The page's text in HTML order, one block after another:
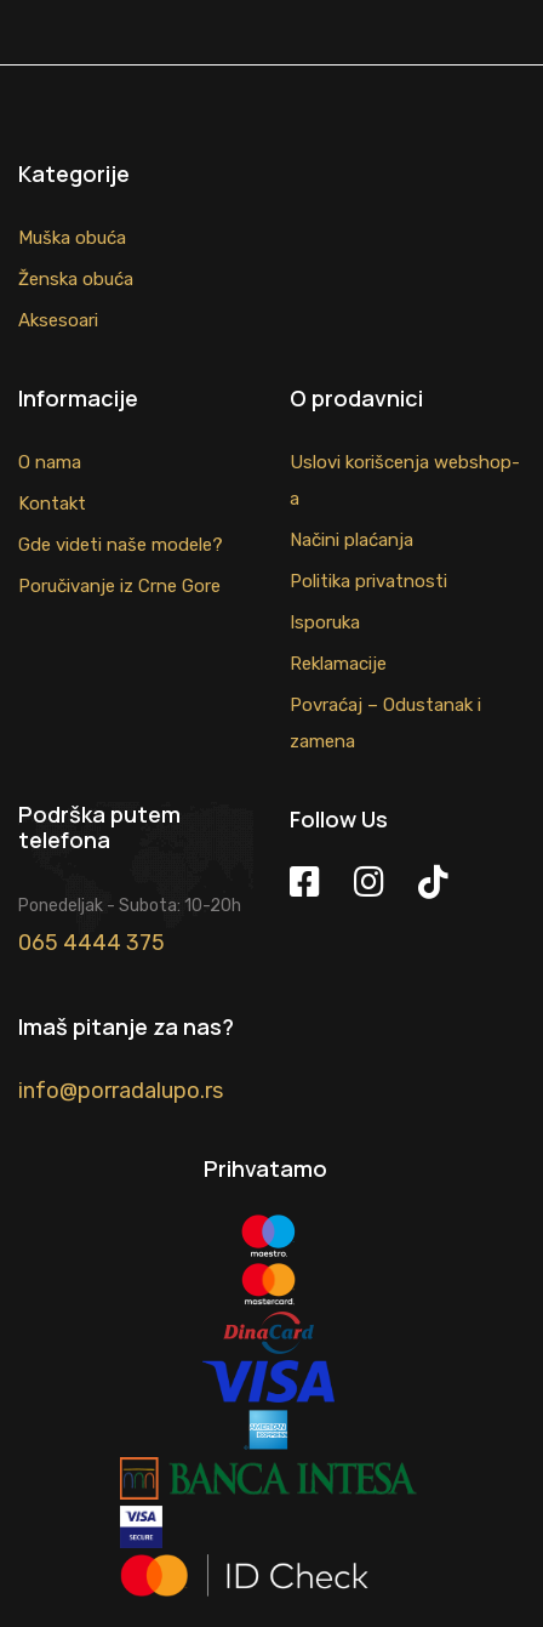
Kategorije
Muška obuća
Ženska obuća
Aksesoari
Informacije
O nama
Kontakt
Gde videti naše modele?
Poručivanje iz Crne Gore
O prodavnici
Uslovi korišcenja webshop-
a
Načini plaćanja
Politika privatnosti
Isporuka
Reklamacije
Povraćaj – Odustanak i
zamena
Podrška putem
telefona
Ponedeljak - Subota: 10-20h
065 4444 375
Imaš pitanje za nas?
info@porradalupo.rs
Follow Us
Prihvatamo